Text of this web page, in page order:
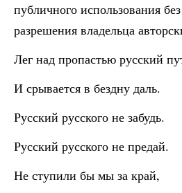
публичного использования
разрешения владельца
Лег над пропастью русский
И срывается в бездну даль.
Русский русского не забудь.
Русский русского не предай.
Не ступили бы мы за край,